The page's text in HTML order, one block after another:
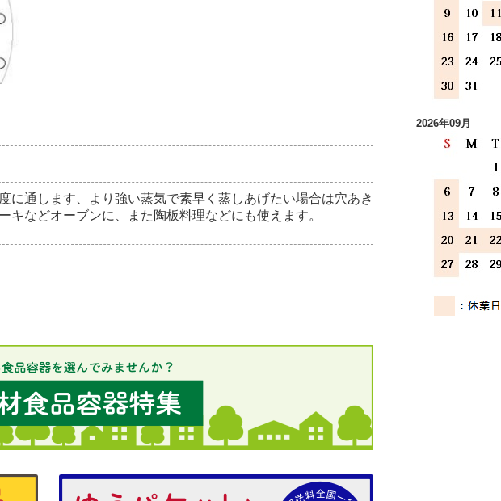
に通します、より強い蒸気で素早く蒸しあげたい場合は穴あき
などオーブンに、また陶板料理などにも使えます。
2026年09月